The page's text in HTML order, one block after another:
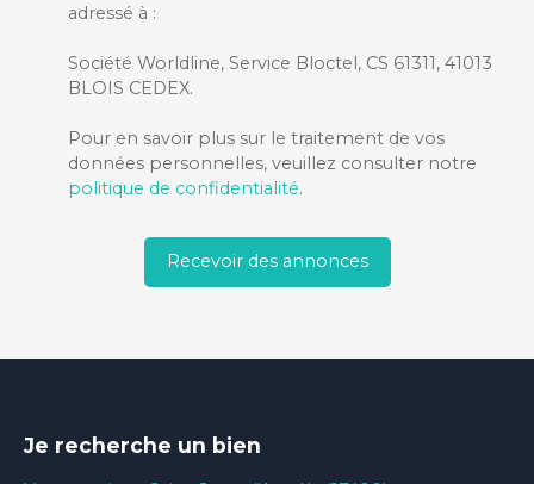
adressé à :
Société Worldline, Service Bloctel, CS 61311, 41013
BLOIS CEDEX.
Pour en savoir plus sur le traitement de vos
données personnelles, veuillez consulter notre
politique de confidentialité.
Recevoir des annonces
Je recherche un bien